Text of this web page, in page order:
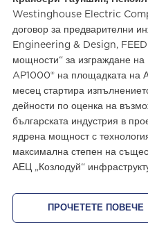
Westinghouse Electric
договор за предварителни
Engineering & Design,
мощности“ за изграждане на
AP1000® на площадката на
месец стартира
дейности по оценка на
българската индустрия в
ядрена мощност с
максимална степен на
АЕЦ „Козлодуй“
ПРОЧЕТЕТЕ ПОВЕЧЕ